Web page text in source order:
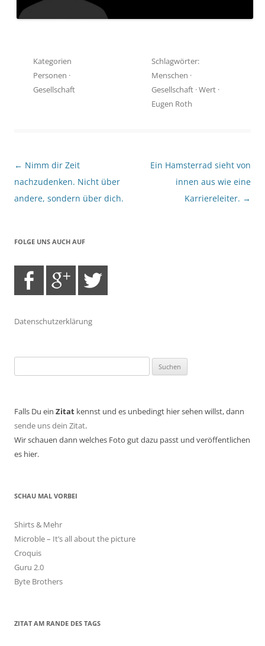
Kategorien
Personen ·
Gesellschaft
Schlagwörter:
Menschen ·
Gesellschaft ·Wert ·
Eugen Roth
Beitragsnavigation
← Nimm dir Zeit
nachzudenken. Nicht über
andere, sondern über dich.
Ein Hamsterrad sieht von
innen aus wie eine
Karriereleiter. →
FOLGE UNS AUCH AUF
Datenschutzerklärung
nach:
Falls Du ein Zitat kennst und es unbedingt hier sehen willst, dann
sende uns dein Zitat.
Wir schauen dann welches Foto gut dazu passt und veröffentlichen
es hier.
SCHAU MAL VORBEI
Shirts & Mehr
Microble – It’s all about the picture
Croquis
Guru 2.0
Byte Brothers
ZITAT AM RANDE DES TAGS